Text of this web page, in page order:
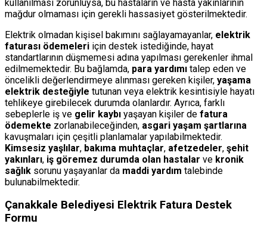
kullanılması zorunluysa, bu hastaların ve hasta yakınlarının
mağdur olmaması için gerekli hassasiyet gösterilmektedir.
Elektrik olmadan kişisel bakımını sağlayamayanlar, elektrik
faturası ödemeleri için destek istediğinde, hayat
standartlarının düşmemesi adına yapılması gerekenler ihmal
edilmemektedir. Bu bağlamda, para yardımı talep eden ve
öncelikli değerlendirmeye alınması gereken kişiler, yaşama
elektrik desteğiyle tutunan veya elektrik kesintisiyle hayatı
tehlikeye girebilecek durumda olanlardır. Ayrıca, farklı
sebeplerle iş ve gelir kaybı yaşayan kişiler de fatura
ödemekte zorlanabileceğinden, asgari yaşam şartlarına
kavuşmaları için çeşitli planlamalar yapılabilmektedir.
Kimsesiz yaşlılar, bakıma muhtaçlar, afetzedeler, şehit
yakınları, iş göremez durumda olan hastalar ve kronik
sağlık sorunu yaşayanlar da maddi yardım talebinde
bulunabilmektedir.
Çanakkale Belediyesi Elektrik Fatura Destek
Formu